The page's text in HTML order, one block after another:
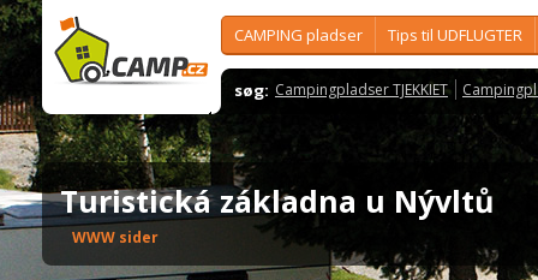
CAMPING pladser Tips til UDFLUGTER
søg: Campingpladser TJEKKIET
Turistická základna u Nývltů
WWW sider